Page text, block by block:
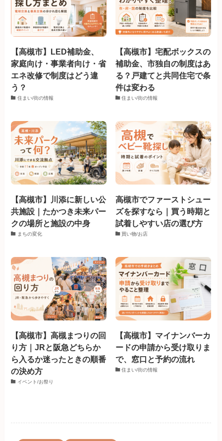
【高槻市】LED補助金、
家庭向け・事業者向け・省
エネ改修で制度はどう違
う？
住まい/街の情報
【高槻市】宅配ボックスの
補助金、市独自の制度はあ
る？戸建てと共同住宅で条
件は変わる
住まい/街の情報
【高槻市】川添に新しい公
共施設｜たかつき未来パー
クの場所と施設の中身
まちの変化
高槻市でファーストシュー
ズを探すなら｜買う時期と
試着しやすい店の選び方
買い物/お店
【高槻市】高槻まつりの回
り方｜JRと阪急どちらか
ら入るか迷ったときの順番
の決め方
イベント/お祭り
【高槻市】マイナンバーカ
ードの申請から受け取りま
で、窓口と予約の流れ
住まい/街の情報